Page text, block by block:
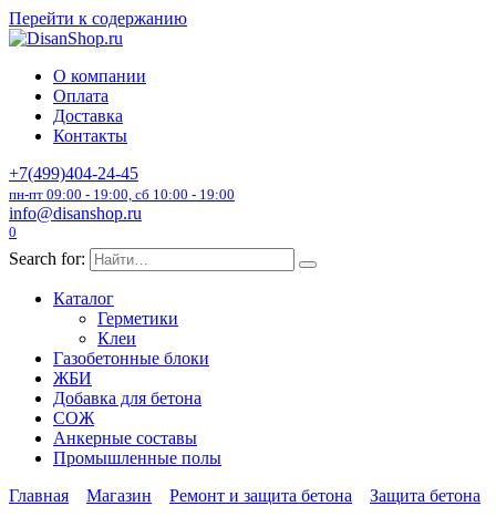
Перейти к содержанию
О компании
Оплата
Доставка
Контакты
+7(499)404-24-45
пн-пт 09:00 - 19:00, сб 10:00 - 19:00
info@disanshop.ru
0
Search for:
Каталог
Герметики
Клеи
Газобетонные блоки
ЖБИ
Добавка для бетона
СОЖ
Анкерные составы
Промышленные полы
Главная
Магазин Ремонт и защита бетона Защита бетона